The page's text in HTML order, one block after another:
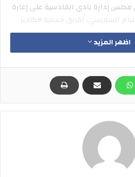
إدارة نادي القادسية على إعارة
السويسي، لفريق حسنية لاكادير
لموسم واحد.
الذي قدم له كل الدعم في أصعب
العودة من جديد لصفوف الأصفر
إنه يتطلع لتقديم الإضافة
لإدارة النادي، وللجهازين الفني
اللاعبين المحترفين، بوجود الصيفي،
اظهر المزيد